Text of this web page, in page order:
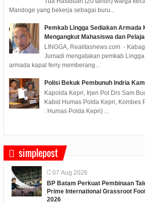
Mandoge yang bekerja sebagai buru...
Pemkab Lingga Sediakan Armada
Mengangkut Mahasiswa dan
LINGGA, Realitasnews.com -
Jumadi mengatakan pemkab
armada kapal ferry memberang...
Polisi Bekuk Pembunuh Indria
Kapolda Kepri, Irjen Pol Drs Sam
Kabid Humas Polda Kepri, Kombes
: Humas Polda Kepri) ...
simplepost
07 Aug 2026
BP Batam Perkuat Pembinaan
Prime International Grassroot
2026